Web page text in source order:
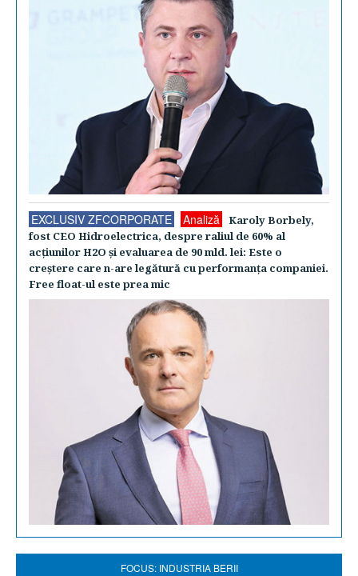
EXCLUSIV ZFCORPORATE Analiză
Karoly Borbely,
fost CEO Hidroelectrica, despre raliul de 60% al
acţiunilor H2O şi evaluarea de 90 mld. lei: Este o
creştere care n-are legătură cu performanţa companiei.
Free float-ul este prea mic
FOCUS: INDUSTRIA BERII